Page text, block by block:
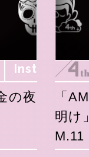
Inst
の夜
「
明け